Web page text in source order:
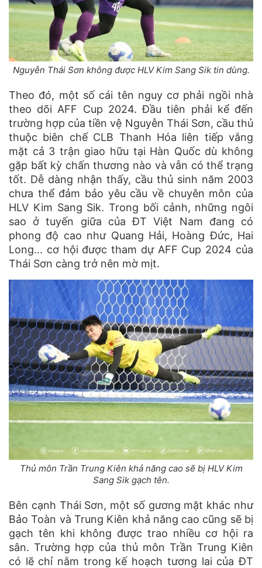
Nguyễn Thái Sơn không được HLV Kim Sang Sik tin dùng.
Theo đó, một số cái tên nguy cơ phải ngồi nhà
theo dõi AFF Cup 2024. Đầu tiên phải kể đến
trường hợp của tiền vệ Nguyễn Thái Sơn, cầu thủ
thuộc biên chế CLB Thanh Hóa liên tiếp vắng
mặt cả 3 trận giao hữu tại Hàn Quốc dù không
gặp bất kỳ chấn thương nào và vẫn có thể trạng
tốt. Dễ dàng nhận thấy, cầu thủ sinh năm 2003
chưa thể đảm bảo yêu cầu về chuyên môn của
HLV Kim Sang Sik. Trong bối cảnh, những ngôi
sao ở tuyến giữa của ĐT Việt Nam đang có
phong độ cao như Quang Hải, Hoàng Đức, Hai
Long... cơ hội được tham dự AFF Cup 2024 của
Thái Sơn càng trở nên mờ mịt.
Thủ môn Trần Trung Kiên khả năng cao sẽ bị HLV Kim
Sang Sik gạch tên.
Bên cạnh Thái Sơn, một số gương mặt khác như
Bảo Toàn và Trung Kiên khả năng cao cũng sẽ bị
gạch tên khi không được trao nhiều cơ hội ra
sân. Trường hợp của thủ môn Trần Trung Kiên
có lẽ chỉ nằm trong kế hoạch tương lai của ĐT